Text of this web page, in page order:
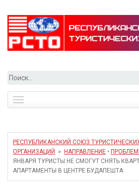
Найти:
РЕСПУБЛИКАНСКИЙ СОЮЗ
ОРГАНИЗАЦИЙ
» НАПРАВЛЕНИЕ •
ЯНВАРЯ ТУРИСТЫ НЕ СМОГУТ СНЯТЬ
АПАРТАМЕНТЫ В ЦЕНТРЕ БУДАПЕШТА